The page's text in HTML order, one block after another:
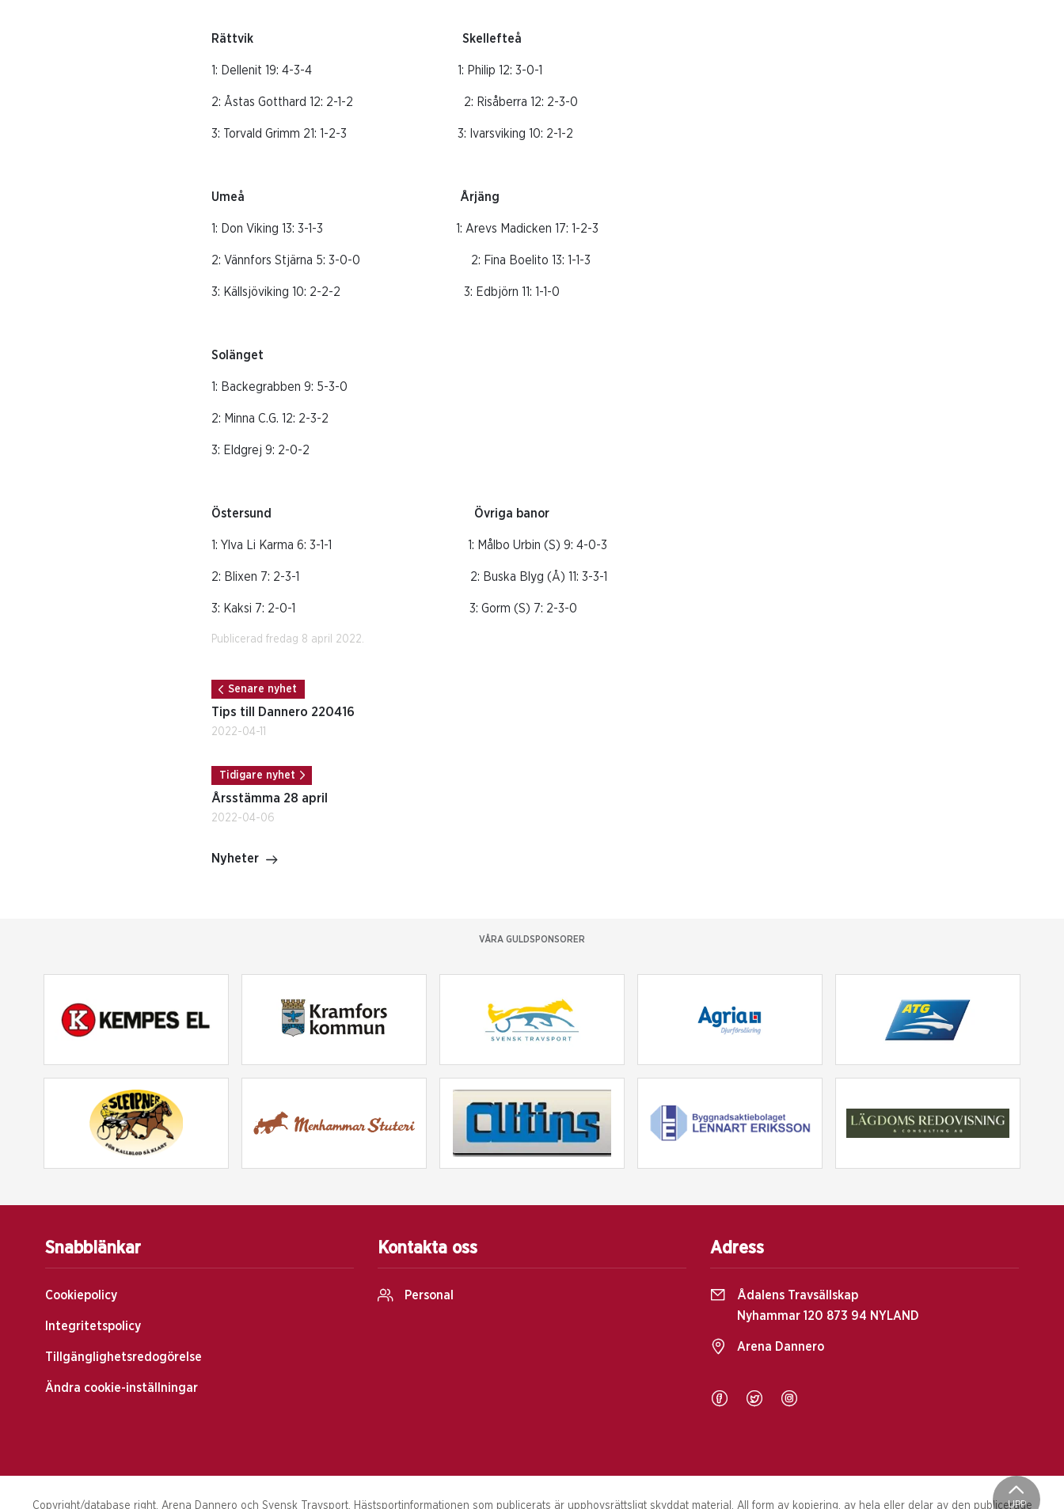
Rättvik Skellefteå
1: Dellenit 19: 4-3-4 1: Philip 12: 3-0-1
2: Åstas Gotthard 12: 2-1-2 2: Risåberra 12: 2-3-0
3: Torvald Grimm 21: 1-2-3 3: Ivarsviking 10: 2-1-2
Umeå Årjäng
1: Don Viking 13: 3-1-3 1: Arevs Madicken 17: 1-2-3
2: Vännfors Stjärna 5: 3-0-0 2: Fina Boelito 13: 1-1-3
3: Källsjöviking 10: 2-2-2 3: Edbjörn 11: 1-1-0
Solänget
1: Backegrabben 9: 5-3-0
2: Minna C.G. 12: 2-3-2
3: Eldgrej 9: 2-0-2
Östersund Övriga banor
1: Ylva Li Karma 6: 3-1-1 1: Målbo Urbin (S) 9: 4-0-3
2: Blixen 7: 2-3-1 2: Buska Blyg (Å) 11: 3-3-1
3: Kaksi 7: 2-0-1 3: Gorm (S) 7: 2-3-0
Publicerad fredag 8 april 2022.
Senare nyhet
Tips till Dannero 220416
2022-04-11
Tidigare nyhet
Årsstämma 28 april
2022-04-06
Nyheter
VÅRA GULDSPONSORER
Snabblänkar
Cookiepolicy
Integritetspolicy
Tillgänglighetsredogörelse
Ändra cookie-inställningar
Kontakta oss
Personal
Adress
Ådalens Travsällskap
Nyhammar 120 873 94 NYLAND
Arena Dannero
UPP
Copyright/database right, Arena Dannero och Svensk Travsport. Hästsportinformationen som publicerats är upphovsrättsligt skyddat material. All form av kopiering, av hela eller delar av den publicerade